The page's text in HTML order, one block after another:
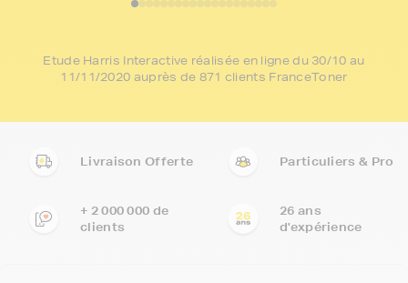
Etude Harris Interactive réalisée en ligne du 30/10 au
11/11/2020 auprès de 871 clients FranceToner
Livraison Offerte Particuliers & Pro
+ 2 000 000 de
clients
26 ans
d'expérience